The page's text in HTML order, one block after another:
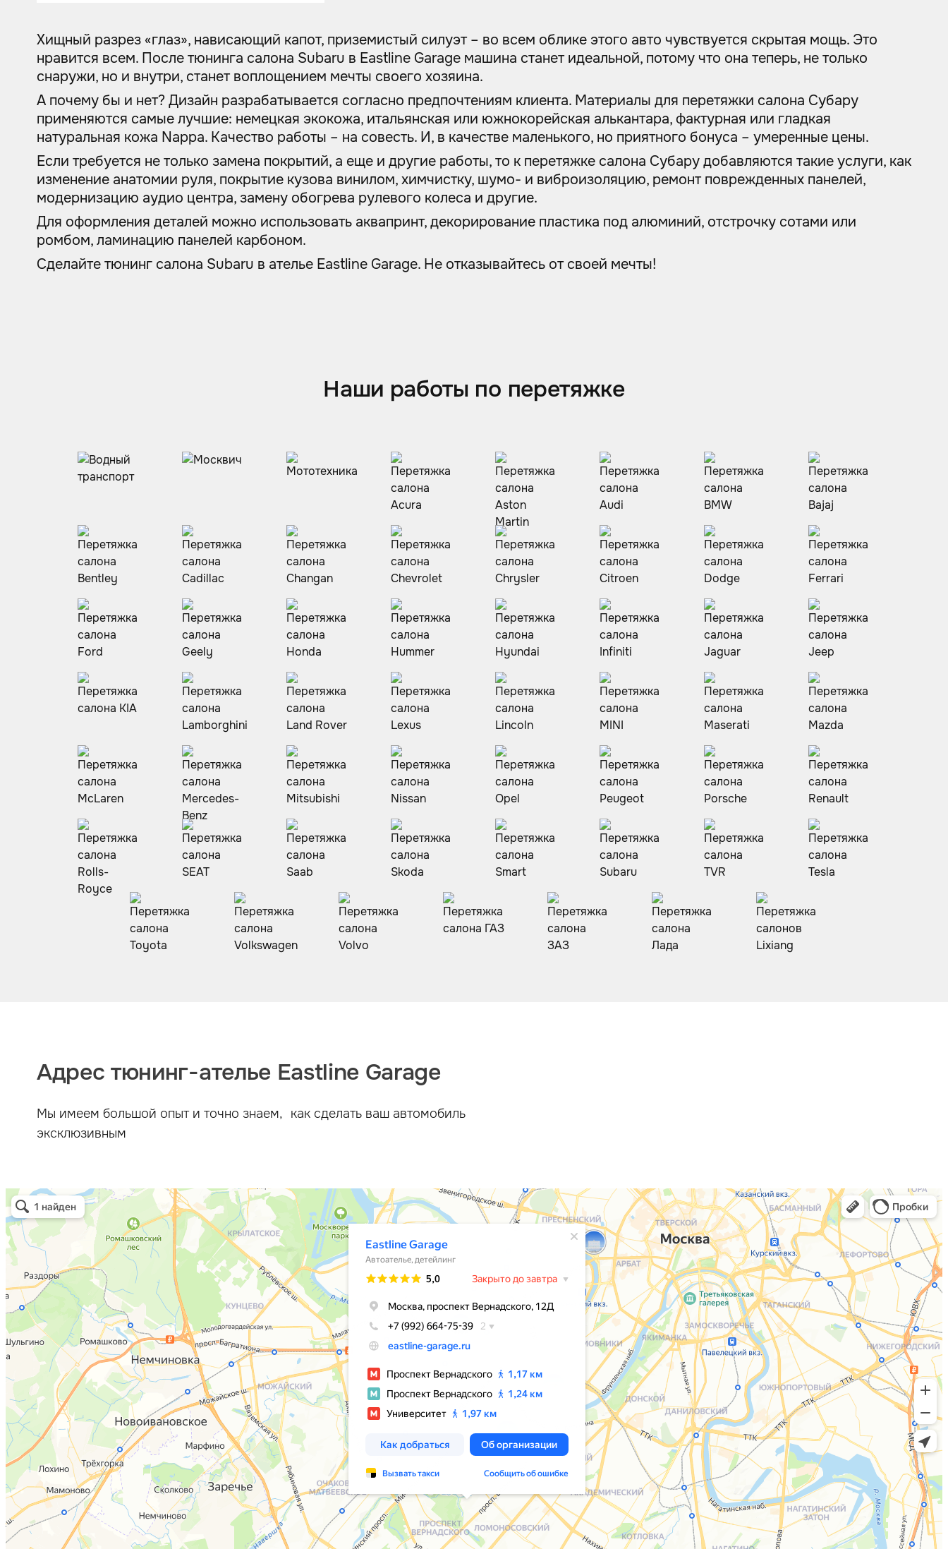
Хищный разрез «глаз», нависающий капот, приземистый силуэт – во всем облике этого авто чувствуется скрытая мощь. Это
нравится всем. После тюнинга салона Subaru в Eastline Garage машина станет идеальной, потому что она теперь, не только
снаружи, но и внутри, станет воплощением мечты своего хозяина.
А почему бы и нет? Дизайн разрабатывается согласно предпочтениям клиента. Материалы для перетяжки салона Субару
применяются самые лучшие: немецкая экокожа, итальянская или южнокорейская алькантара, фактурная или гладкая
натуральная кожа Nappa. Качество работы – на совесть. И, в качестве маленького, но приятного бонуса – умеренные цены.
Если требуется не только замена покрытий, а еще и другие работы, то к перетяжке салона Субару добавляются такие услуги, как
изменение анатомии руля, покрытие кузова винилом, химчистку, шумо- и виброизоляцию, ремонт поврежденных панелей,
модернизацию аудио центра, замену обогрева рулевого колеса и другие.
Для оформления деталей можно использовать аквапринт, декорирование пластика под алюминий, отстрочку сотами или
ромбом, ламинацию панелей карбоном.
Сделайте тюнинг салона Subaru в ателье Eastline Garage. Не отказывайтесь от своей мечты!
Наши работы по перетяжке
Адрес тюнинг-ателье Eastline Garage
Мы имеем большой опыт и точно знаем, как сделать ваш автомобиль
эксклюзивным